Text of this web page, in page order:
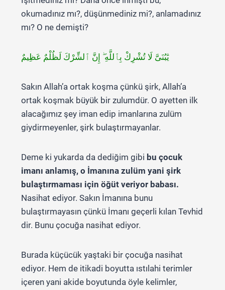
okumadınız mı?, düşünmediniz mi?, anlamadınız
mı? O ne demişti?
يَٰبُنَىَّ لَا تُشْرِكْ بِٱللَّهِ ۖ إِنَّ ٱلشِّرْكَ لَظُلْمٌ عَظِيمٌ
Sakın Allah’a ortak koşma çünkü şirk, Allah’a
ortak koşmak büyük bir zulumdür. O ayetten ilk
alacağımız şey iman edip imanlarına zulüm
giydirmeyenler, şirk bulaştırmayanlar.
Deme ki yukarda da dediğim gibi bu çocuk
imanı anlamış, o İmanına zulüm yani şirk
bulaştırmaması için öğüt veriyor babası.
Nasihat ediyor. Sakın İmanına bunu
bulaştırmayasın çünkü İmanı geçerli kılan Tevhid
dir. Bunu çocuğa nasihat ediyor.
Burada küçücük yaştaki bir çocuğa nasihat
ediyor. Hem de itikadi boyutta ıstılahi terimler
içeren yani akide boyutunda öyle kelimler,